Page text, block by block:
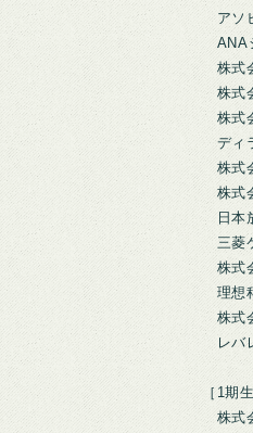
アソ
ANA
株式
株式
株式
ディ
株式
株式
日本
三菱
株式
理想
株式
レバ
［1期
株式